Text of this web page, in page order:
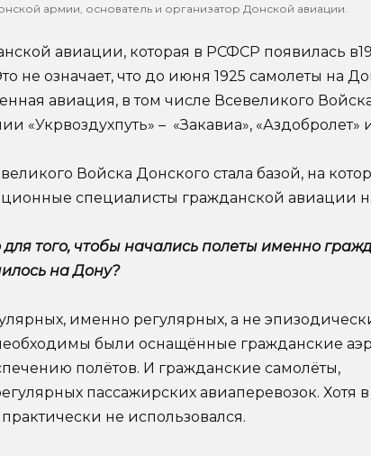
армии, основатель и организатор Донской авиации.
авиации, которая в РСФСР появилась
не означает, что до июня 1925 самолеты на
авиация, в том числе Всевеликого
«Укрвоздухпуть» – «Закавиа», «Аздобролет»
Войска Донского стала базой, на
специалисты гражданской авиации
того, чтобы начались полеты именно
на Дону?
именно регулярных, а не
были оснащённые гражданские
полётов. И гражданские самолёты,
пассажирских авиаперевозок. Хотя
не использовался.